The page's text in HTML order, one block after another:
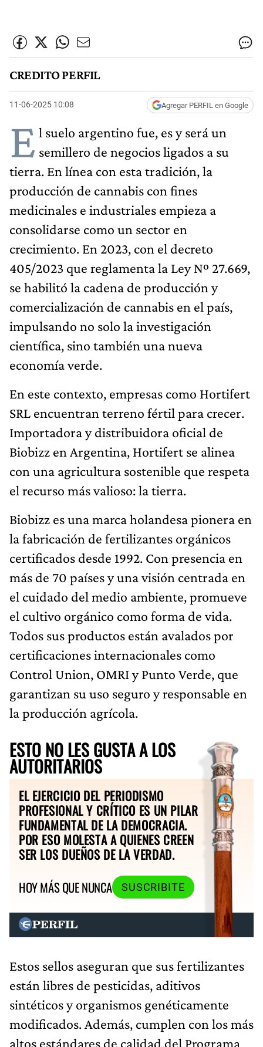
CREDITO PERFIL
11-06-2025 10:08 Agregar PERFIL en Google
E l suelo argentino fue, es y será un
semillero de negocios ligados a su
tierra. En línea con esta tradición, la
producción de cannabis con fines
medicinales e industriales empieza a
consolidarse como un sector en
crecimiento. En 2023, con el decreto
405/2023 que reglamenta la Ley Nº 27.669,
se habilitó la cadena de producción y
comercialización de cannabis en el país,
impulsando no solo la investigación
científica, sino también una nueva
economía verde.
En este contexto, empresas como Hortifert
SRL encuentran terreno fértil para crecer.
Importadora y distribuidora oficial de
Biobizz en Argentina, Hortifert se alinea
con una agricultura sostenible que respeta
el recurso más valioso: la tierra.
Biobizz es una marca holandesa pionera en
la fabricación de fertilizantes orgánicos
certificados desde 1992. Con presencia en
más de 70 países y una visión centrada en
el cuidado del medio ambiente, promueve
el cultivo orgánico como forma de vida.
Todos sus productos están avalados por
certificaciones internacionales como
Control Union, OMRI y Punto Verde, que
garantizan su uso seguro y responsable en
la producción agrícola.
ESTO NO LES GUSTA A LOS
AUTORITARIOS
EL EJERCICIO DEL PERIODISMO
PROFESIONAL Y CRÍTICO ES UN PILAR
FUNDAMENTAL DE LA DEMOCRACIA.
POR ESO MOLESTA A QUIENES CREEN
SER LOS DUEÑOS DE LA VERDAD.
HOY MÁS QUE NUNCA
SUSCRIBITE
Estos sellos aseguran que sus fertilizantes
están libres de pesticidas, aditivos
sintéticos y organismos genéticamente
modificados. Además, cumplen con los más
altos estándares de calidad del Programa